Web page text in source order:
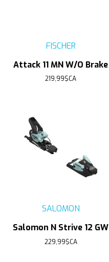
FISCHER
Attack 11 MN W/O Brake
219,99$CA
SALOMON
Salomon N Strive 12 GW
229,99$CA